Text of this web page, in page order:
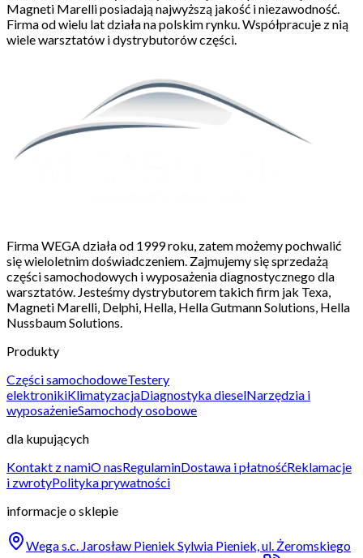
Magneti Marelli posiadają najwyższą jakość i niezawodność.
Firma od wielu lat działa na polskim rynku. Współpracuje z nią
wiele warsztatów i dystrybutorów części.
Firma WEGA działa od 1999 roku, zatem możemy pochwalić
się wieloletnim doświadczeniem. Zajmujemy się sprzedażą
części samochodowych i wyposażenia diagnostycznego dla
warsztatów. Jesteśmy dystrybutorem takich firm jak Texa,
Magneti Marelli, Delphi, Hella, Hella Gutmann Solutions, Hella
Nussbaum Solutions.
Produkty
Części samochodoweTestery
elektronikiKlimatyzacjaDiagnostyka dieselNarzędzia i
wyposażenieSamochody osobowe
dla kupujących
Kontakt z namiO nasRegulaminDostawa i płatnośćReklamacje
i zwrotyPolityka prywatności
informacje o sklepie
Wega s.c. Jarosław Pieniek Sylwia Pieniek, ul. Żeromskiego